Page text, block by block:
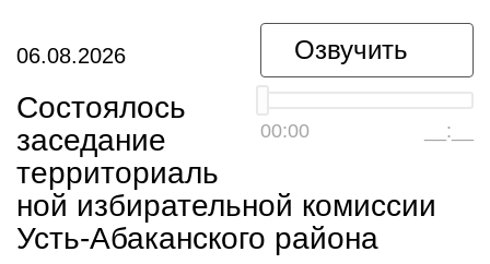
Озвучить
00:00 __:__
06.08.2026
Состоялось
заседание
территориаль
ной избирательной комиссии
Усть-Абаканского района